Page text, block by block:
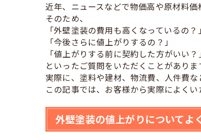
近年、ニュースなどで物価高や原材料
そのため、
「外壁塗装の費用も高くなっているの？」
「今後さらに値上がりするの？」
「値上がりする前に契約した方がいい？」
といったご質問をいただくことがありま
実際に、塗料や建材、物流費、人件費
この記事では、お客様から実際によく
外壁塗装の値上がりについてよ